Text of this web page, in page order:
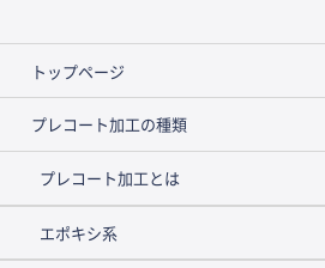
トップページ
プレコート加工の種類
プレコート加工とは
エポキシ系